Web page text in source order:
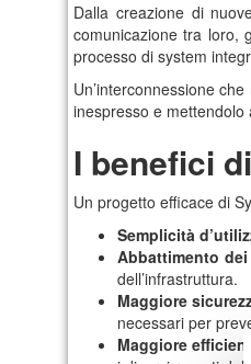
Dalla creazione di
comunicazione tra loro,
processo di system
Un’interconnessione
inespresso e
I benefici
Un progetto efficace di
Semplicità
Abbattimento
dell’infrastruttura.
Maggiore
necessari per
Maggiore